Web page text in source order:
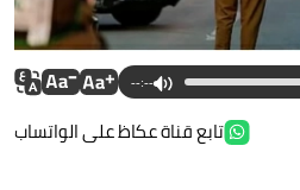
--:--
تابع قناة عكاظ على الواتساب